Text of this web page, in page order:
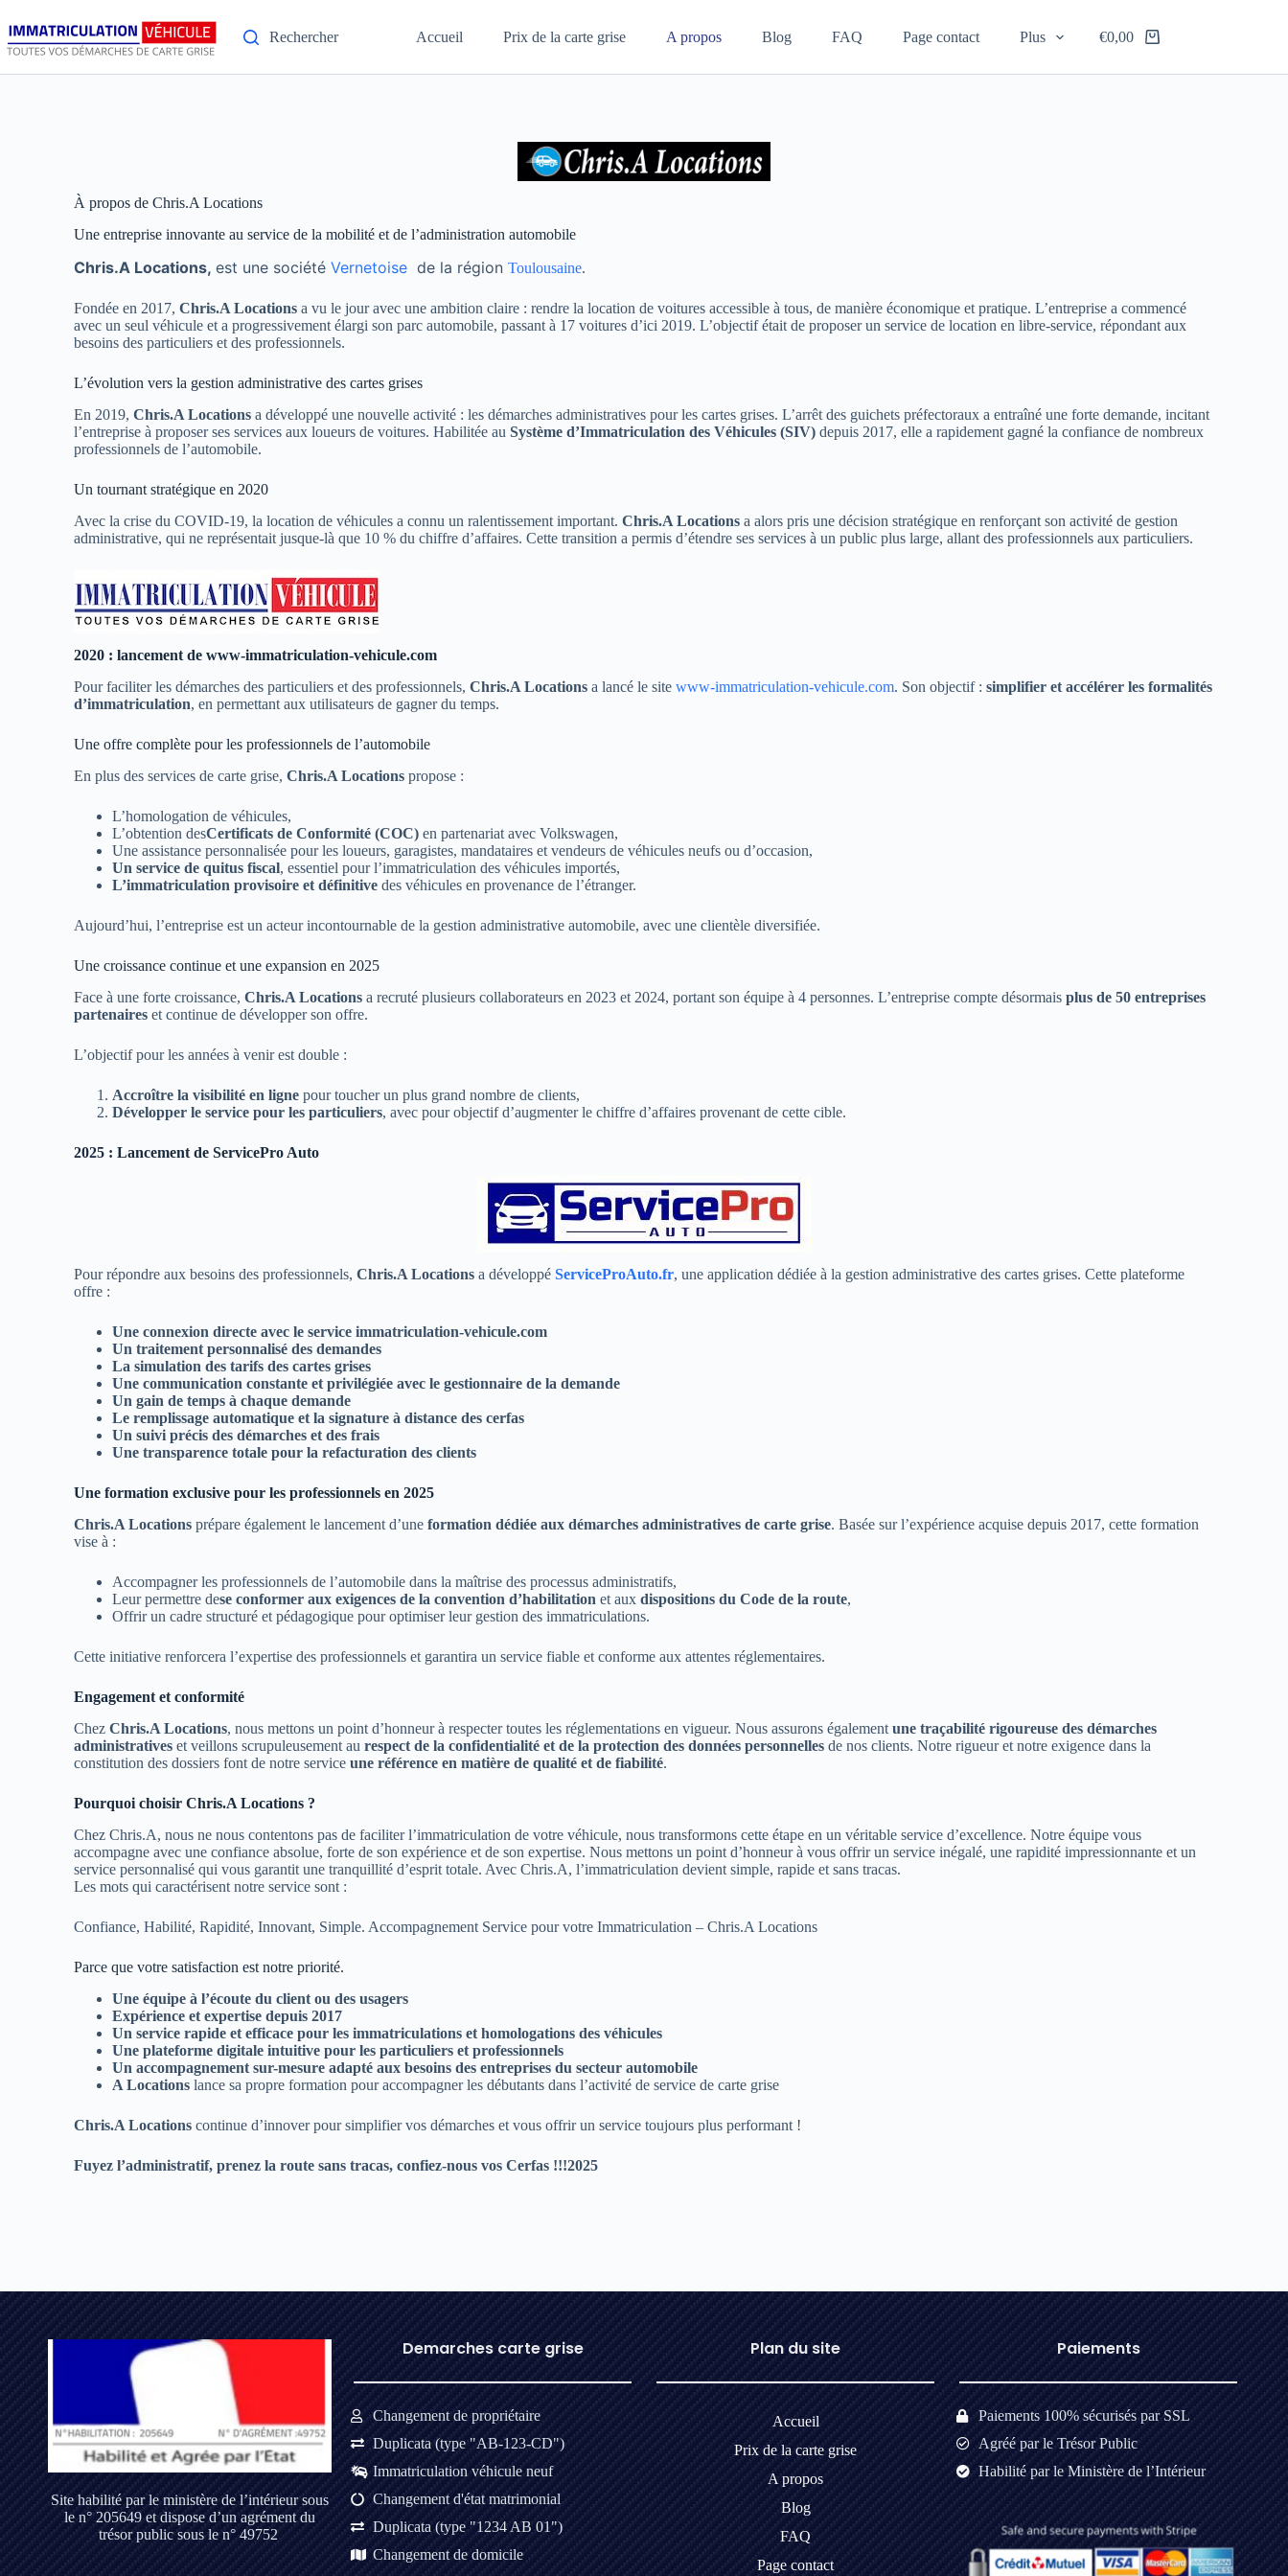
Rechercher Accueil Prix de la carte grise A propos Blog FAQ Page contact Plus €0,00
À propos de Chris.A Locations
Une entreprise innovante au service de la mobilité et de l’administration automobile
Chris.A Locations,est une sociétéVernetoise de la régionToulousaine.
Fondée en 2017,Chris.A Locations a vu le jour avec une ambition claire : rendre la location de voitures accessible à tous, de manière économique et pratique. L’entreprise a commencé
avec un seul véhicule et a progressivement élargi son parc automobile, passant à 17 voitures d’ici 2019. L’objectif était de proposer un service de location en libre-service, répondant aux
besoins des particuliers et des professionnels.
L’évolution vers la gestion administrative des cartes grises
En 2019,Chris.A Locations a développé une nouvelle activité : les démarches administratives pour les cartes grises. L’arrêt des guichets préfectoraux a entraîné une forte demande, incitant
l’entreprise à proposer ses services aux loueurs de voitures. Habilitée auSystème d’Immatriculation des Véhicules (SIV) depuis 2017, elle a rapidement gagné la confiance de nombreux
professionnels de l’automobile.
Un tournant stratégique en 2020
Avec la crise du COVID-19, la location de véhicules a connu un ralentissement important.Chris.A Locations a alors pris une décision stratégique en renforçant son activité de gestion
administrative, qui ne représentait jusque-là que 10 % du chiffre d’affaires. Cette transition a permis d’étendre ses services à un public plus large, allant des professionnels aux particuliers.
2020 : lancement de www-immatriculation-vehicule.com
Pour faciliter les démarches des particuliers et des professionnels,Chris.A Locations a lancé le sitewww-immatriculation-vehicule.com. Son objectif :simplifier et accélérer les formalités
d’immatriculation, en permettant aux utilisateurs de gagner du temps.
Une offre complète pour les professionnels de l’automobile
En plus des services de carte grise,Chris.A Locations propose :
L’homologation de véhicules,
L’obtention desCertificats de Conformité (COC) en partenariat avec Volkswagen,
Une assistance personnalisée pour les loueurs, garagistes, mandataires et vendeurs de véhicules neufs ou d’occasion,
Un service de quitus fiscal, essentiel pour l’immatriculation des véhicules importés,
L’immatriculation provisoire et définitivedes véhicules en provenance de l’étranger.
Aujourd’hui, l’entreprise est un acteur incontournable de la gestion administrative automobile, avec une clientèle diversifiée.
Une croissance continue et une expansion en 2025
Face à une forte croissance,Chris.A Locations a recruté plusieurs collaborateurs en 2023 et 2024, portant son équipe à 4 personnes. L’entreprise compte désormaisplus de 50 entreprises
partenaires et continue de développer son offre.
L’objectif pour les années à venir est double :
Accroître la visibilité en lignepour toucher un plus grand nombre de clients,
Développer le service pour les particuliers, avec pour objectif d’augmenter le chiffre d’affaires provenant de cette cible.
2025 : Lancement de ServicePro Auto
Pour répondre aux besoins des professionnels,Chris.A Locations a développéServiceProAuto.fr, une application dédiée à la gestion administrative des cartes grises. Cette plateforme
offre :
Une connexion directe avec le service immatriculation-vehicule.com
Un traitement personnalisé des demandes
La simulation des tarifs des cartes grises
Une communication constante et privilégiée avec le gestionnaire de la demande
Un gain de temps à chaque demande
Le remplissage automatique et la signature à distance des cerfas
Un suivi précis des démarches et des frais
Une transparence totale pour la refacturation des clients
Une formation exclusive pour les professionnels en 2025
Chris.A Locations prépare également le lancement d’uneformation dédiée aux démarches administratives de carte grise. Basée sur l’expérience acquise depuis 2017, cette formation
vise à :
Accompagner les professionnels de l’automobile dans la maîtrise des processus administratifs,
Leur permettre dese conformer aux exigences de la convention d’habilitation et auxdispositions du Code de la route,
Offrir un cadre structuré et pédagogique pour optimiser leur gestion des immatriculations.
Cette initiative renforcera l’expertise des professionnels et garantira un service fiable et conforme aux attentes réglementaires.
Engagement et conformité
ChezChris.A Locations, nous mettons un point d’honneur à respecter toutes les réglementations en vigueur. Nous assurons égalementune traçabilité rigoureuse des démarches
administratives et veillons scrupuleusement aurespect de la confidentialité et de la protection des données personnelles de nos clients. Notre rigueur et notre exigence dans la
constitution des dossiers font de notre serviceune référence en matière de qualité et de fiabilité.
Pourquoi choisir Chris.A Locations ?
Chez Chris.A, nous ne nous contentons pas de faciliter l’immatriculation de votre véhicule, nous transformons cette étape en un véritable service d’excellence. Notre équipe vous
accompagne avec une confiance absolue, forte de son expérience et de son expertise. Nous mettons un point d’honneur à vous offrir un service inégalé, une rapidité impressionnante et un
service personnalisé qui vous garantit une tranquillité d’esprit totale. Avec Chris.A, l’immatriculation devient simple, rapide et sans tracas.
Les mots qui caractérisent notre service sont :
Confiance, Habilité, Rapidité, Innovant, Simple. Accompagnement Service pour votre Immatriculation – Chris.A Locations
Parce que votre satisfaction est notre priorité.
Une équipe à l’écoute du client ou des usagers
Expérience et expertise depuis 2017
Un service rapide et efficace pour les immatriculations et homologations des véhicules
Une plateforme digitale intuitive pour les particuliers et professionnels
Un accompagnement sur-mesure adapté aux besoins des entreprises du secteur automobile
A Locationslance sa propre formation pour accompagner les débutants dans l’activité de service de carte grise
Chris.A Locationscontinue d’innover pour simplifier vos démarches et vous offrir un service toujours plus performant !
Fuyez l’administratif, prenez la route sans tracas, confiez-nous vos Cerfas !!!2025
Site habilité par le ministère de l’intérieur sous
le n° 205649 et dispose d’un agrément du
trésor public sous le n° 49752
Demarches carte grise
Changement de propriétaire
Duplicata (type "AB-123-CD")
Immatriculation véhicule neuf
Changement d'état matrimonial
Duplicata (type "1234 AB 01")
Changement de domicile
Plan du site
Accueil
Prix de la carte grise
A propos
Blog
FAQ
Page contact
Paiements​
Paiements 100% sécurisés par SSL
Agréé par le Trésor Public
Habilité par le Ministère de l’Intérieur